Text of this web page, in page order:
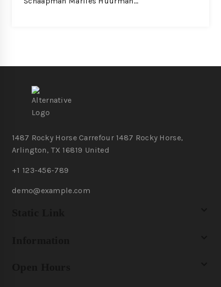
1487 Rocky Horse Carrefour 1487 Rocky Horse,
Arlington, TX 16819 United
+1 123-456-789
demo@example.com